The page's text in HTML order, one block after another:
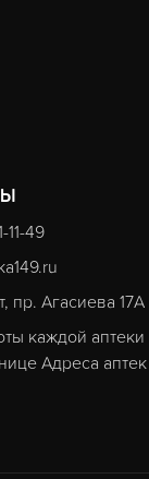
11-49
пр. Агасиева 17А
каждой аптеки
Адреса аптек